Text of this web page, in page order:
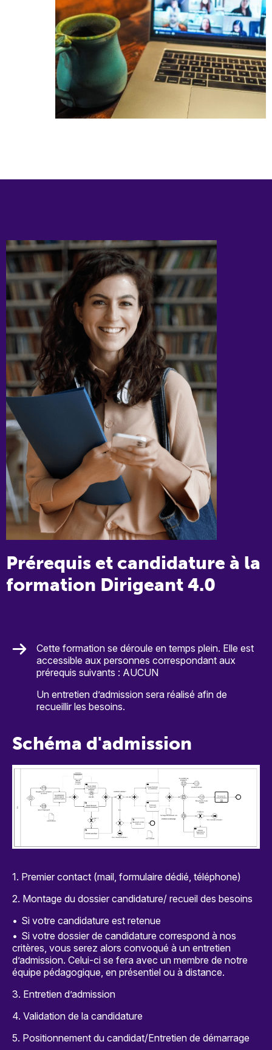
Prérequis et candidature à la
formation Dirigeant 4.0
Cette formation se déroule en temps plein. Elle est
accessible aux personnes correspondant aux
prérequis suivants : AUCUN
Un entretien d’admission sera réalisé afin de
recueillir les besoins.
Schéma d'admission
1. Premier contact (mail, formulaire dédié, téléphone)
2. Montage du dossier candidature/ recueil des besoins
Si votre candidature est retenue
Si votre dossier de candidature correspond à nos
critères, vous serez alors convoqué à un entretien
d’admission. Celui-ci se fera avec un membre de notre
équipe pédagogique, en présentiel ou à distance.
3. Entretien d’admission
4. Validation de la candidature
5. Positionnement du candidat/Entretien de démarrage